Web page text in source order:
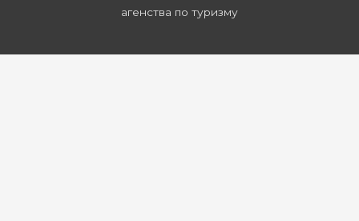
агенства по туризму